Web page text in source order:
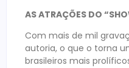
AS ATRAÇÕES DO
Com mais de mil
autoria, o que o torna
brasileiros mais